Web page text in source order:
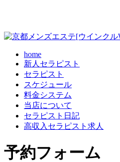
home
新人セラピスト
セラピスト
スケジュール
料金システム
当店について
セラピスト日記
高収入セラピスト求人
予約フォーム